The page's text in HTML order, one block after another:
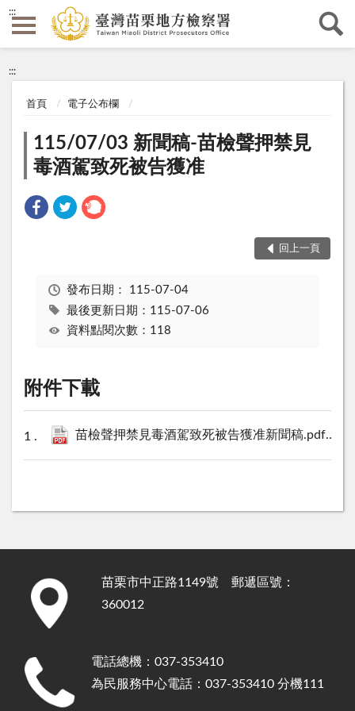
:::
:::
首頁 電子公布欄
115/07/03 新聞稿-苗檢聲押禁見
毒酒駕致死被告獲准
回上一頁
發布日期： 115-07-04
最後更新日期：115-07-06
資料點閱次數：118
附件下載
苗檢聲押禁見毒酒駕致死被告獲准新聞稿.pdf 113
苗栗市中正路1149號 郵遞區號：
360012
電話總機：037-353410
為民服務中心電話：037-353410 分機111